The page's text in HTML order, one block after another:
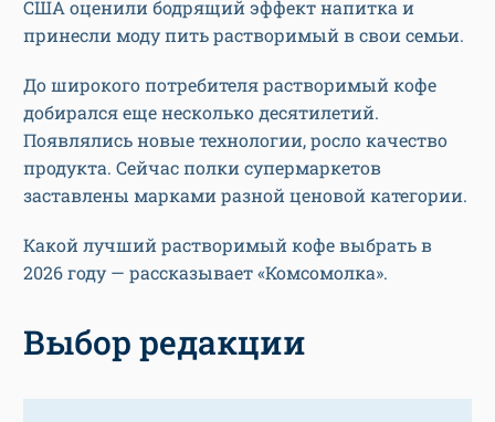
США оценили бодрящий эффект напитка и
принесли моду пить растворимый в свои семьи.
До широкого потребителя растворимый кофе
добирался еще несколько десятилетий.
Появлялись новые технологии, росло качество
продукта. Сейчас полки супермаркетов
заставлены марками разной ценовой категории.
Какой лучший растворимый кофе выбрать в
2026 году — рассказывает «Комсомолка».
Выбор редакции